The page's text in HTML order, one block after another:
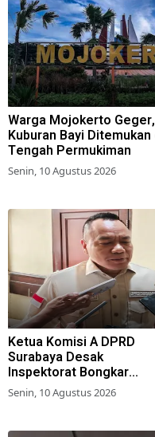
Warga Mojokerto Geger,
Kuburan Bayi Ditemukan
Tengah Permukiman
Senin, 10 Agustus 2026
Ketua Komisi A DPRD
Surabaya Desak
Inspektorat Bongkar
Jaringan Penipuan Loker
Pemkot
Senin, 10 Agustus 2026